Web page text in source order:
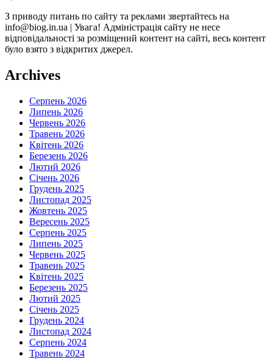
З приводу питань по сайту та реклами звертайтесь на
info@biog.in.ua | Увага! Адміністрація сайту не несе
відповідальності за розміщений контент на сайті, весь контент
було взято з відкритих джерел.
Archives
Серпень 2026
Липень 2026
Червень 2026
Травень 2026
Квітень 2026
Березень 2026
Лютий 2026
Січень 2026
Грудень 2025
Листопад 2025
Жовтень 2025
Вересень 2025
Серпень 2025
Липень 2025
Червень 2025
Травень 2025
Квітень 2025
Березень 2025
Лютий 2025
Січень 2025
Грудень 2024
Листопад 2024
Серпень 2024
Травень 2024